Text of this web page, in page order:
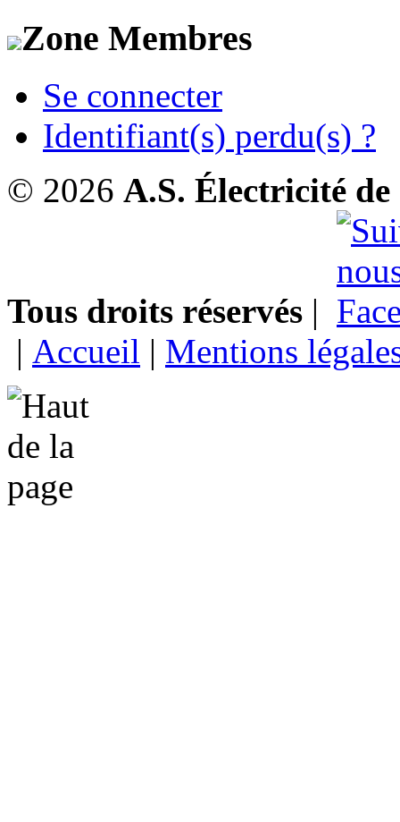
Zone Membres
Se connecter
Identifiant(s) perdu(s) ?
© 2026 A.S. Électricité
Tous droits réservés |
| Accueil | Mentions